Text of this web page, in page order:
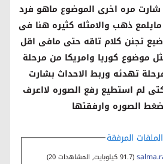
مره اخرى الموضوع ماهو فرد
ذهب والامثله كثيره هنا فى
تجنن كلام تاقه حتى مافى اقل
موضوع كوريا وامريكا من مرحلة
تهدئه وربط الاحداث بشارت
لم استطيع رفع الصوره لااعرف
الصوره وارفقتها
الملفات المرفقة
(91.7 كيلوبايت, المشاهدات 20)